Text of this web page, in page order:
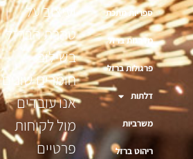
ספריות מתכת
מדרגות ברזל
פרגולות ברזל
דלתות
משרביות
ריהוט ברזל
ועיצוב על
טהרת הברזל
בשילוב
חומרים שונים
אנו עובדים
מול לקוחות
פרטיים